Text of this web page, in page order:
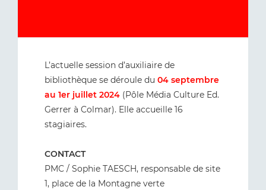
L’actuelle session d’auxiliaire de
bibliothèque se déroule du 04 septembre
au 1er juillet 2024 (Pôle Média Culture Ed.
Gerrer à Colmar). Elle accueille 16
stagiaires.
CONTACT
PMC / Sophie TAESCH, responsable de site
1, place de la Montagne verte